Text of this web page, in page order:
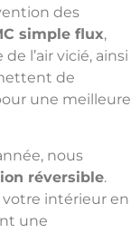
des
simple flux,
l’air vicié, ainsi
de
une meilleure
nous
réversible.
intérieur en
une